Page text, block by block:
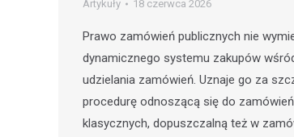
Artykuły 18 czerwca 2026
Prawo zamówień publicznych nie
dynamicznego systemu zakupów
udzielania zamówień. Uznaje go za
procedurę odnoszącą się do zamówień
klasycznych, dopuszczalną też w